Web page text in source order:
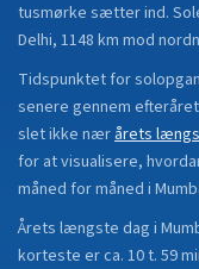
tusmørke sætter ind.
Delhi, 1148 km mod
Tidspunktet for
senere gennem efteråret
slet ikke nærårets
for at visualisere,
måned for måned i
Årets længste dag i
korteste er ca. 10 t. 59